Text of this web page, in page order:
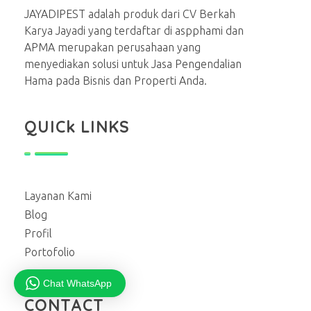
JAYADIPEST adalah produk dari CV Berkah
Karya Jayadi yang terdaftar di aspphami dan
APMA merupakan perusahaan yang
menyediakan solusi untuk Jasa Pengendalian
Hama pada Bisnis dan Properti Anda.
QUICk LINKS
Layanan Kami
Blog
Profil
Portofolio
CONTACT
Chat WhatsApp